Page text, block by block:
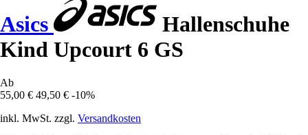
Asics
Hallenschuhe
Kind Upcourt 6 GS
Ab
55,00 € 49,50 € -10%
inkl. MwSt. zzgl. Versandkosten